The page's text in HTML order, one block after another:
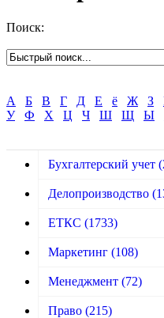
Поиск:
А Б В Г Д Е ё Ж З
У
Ф Х Ц Ч Ш Щ Ы
Бухгалтерский учет
Делопроизводство
ЕТКС (1733)
Маркетинг (108)
Менеджмент (72)
Право (215)